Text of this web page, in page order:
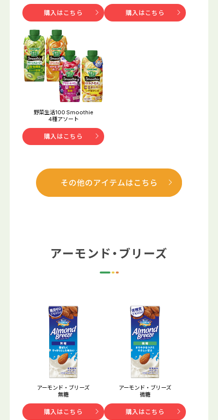
購入はこちら 購入はこちら
野菜生活100 Smoothie
4種アソート
購入はこちら
アーモンド・ブリーズ
アーモンド・ブリーズ
無糖
購入はこちら
アーモンド・ブリーズ
微糖
購入はこちら